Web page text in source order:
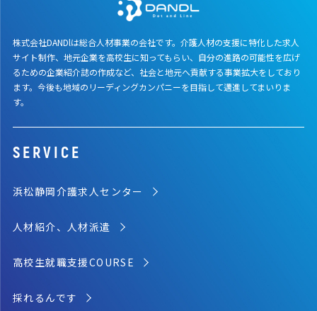
株式会社DANDlは総合人材事業の会社です。介護人材の支援に特化した求人
サイト制作、地元企業を高校生に知ってもらい、自分の進路の可能性を広げ
るための企業紹介誌の作成など、社会と地元へ貢献する事業拡大をしており
ます。今後も地域のリーディングカンパニーを目指して邁進してまいりま
す。
SERVICE
浜松静岡介護求人センター
人材紹介、人材派遣
高校生就職支援COURSE
採れるんです